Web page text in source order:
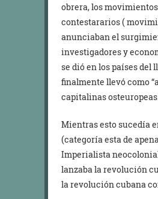
obrera, los
contestararios (
anunciaban el
investigadores y
se dió en los países del
finalmente llevó como
capitalinas
Mientras esto sucedía
(categoría esta de
Imperialista
lanzaba la revolución
la revolución cubana